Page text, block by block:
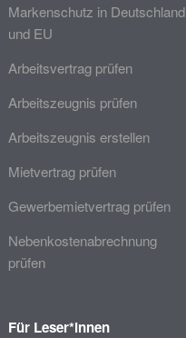
Markenschutz in Deutschland
und EU
Arbeitsvertrag prüfen
Arbeitszeugnis prüfen
Arbeitszeugnis erstellen
Mietvertrag prüfen
Gewerbemietvertrag prüfen
Nebenkostenabrechnung
prüfen
Für Leser*innen